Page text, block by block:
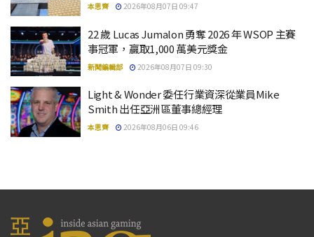
本思齊 2026年08月07日 09:47
22 歲 Lucas Jumalon 勇奪 2026 年 WSOP 主賽
事冠軍，贏取1,000 萬美元獎金
新聞編輯部 2026年08月07日 09:30
Light & Wonder 委任行業資深從業員Mike
Smith 出任亞洲區董事總經理
本思齊 2026年08月06日 09:46